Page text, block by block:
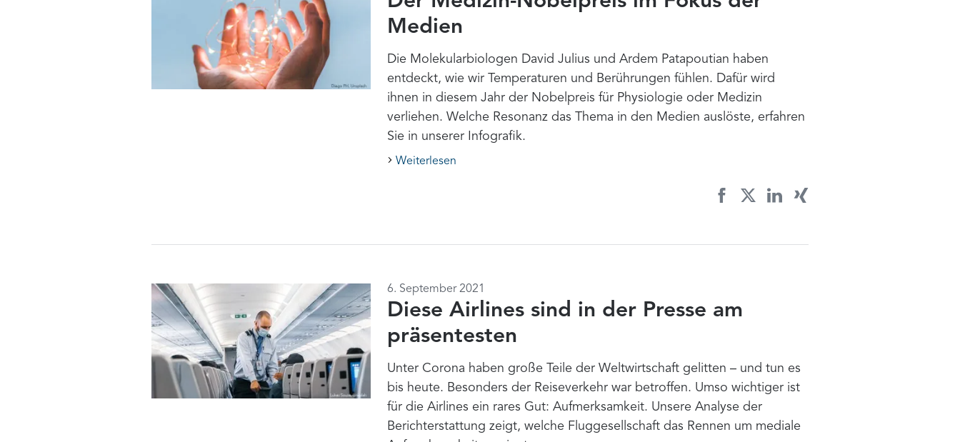
Medien
Die Molekularbiologen David Julius und Ardem Patapoutian haben
entdeckt, wie wir Temperaturen und Berührungen fühlen. Dafür wird
ihnen in diesem Jahr der Nobelpreis für Physiologie oder Medizin
verliehen. Welche Resonanz das Thema in den Medien auslöste, erfahren
Sie in unserer Infografik.
Weiterlesen
6. September 2021
Diese Airlines sind in der Presse am
präsentesten
Unter Corona haben große Teile der Weltwirtschaft gelitten – und tun es
bis heute. Besonders der Reiseverkehr war betroffen. Umso wichtiger ist
für die Airlines ein rares Gut: Aufmerksamkeit. Unsere Analyse der
Berichterstattung zeigt, welche Fluggesellschaft das Rennen um mediale